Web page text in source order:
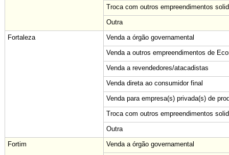
Troca com outros empreendimentos
Outra
Fortaleza
Venda a órgão governamental
Venda a outros empreendimentos de
Venda a revendedores/atacadistas
Venda direta ao consumidor final
Venda para empresa(s) privada(s) de
Troca com outros empreendimentos
Outra
Fortim
Venda a órgão governamental